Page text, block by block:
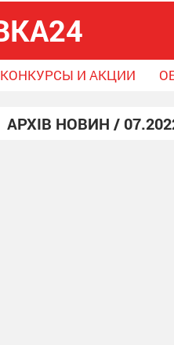
КОНКУРСЫ И АКЦИИ
АРХІВ НОВИН /